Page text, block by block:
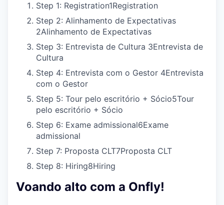
Step 1: Registration1Registration
Step 2: Alinhamento de Expectativas
2Alinhamento de Expectativas
Step 3: Entrevista de Cultura 3Entrevista de
Cultura
Step 4: Entrevista com o Gestor 4Entrevista
com o Gestor
Step 5: Tour pelo escritório + Sócio5Tour
pelo escritório + Sócio
Step 6: Exame admissional6Exame
admissional
Step 7: Proposta CLT7Proposta CLT
Step 8: Hiring8Hiring
Voando alto com a Onfly!